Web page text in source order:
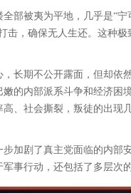
部被夷为平地，几乎是“宁
击，确保无人生还。这种极
长期不公开露面，但却依
的内部派系斗争和经济困
、社会撕裂，叛徒的出现
加剧了真主党面临的内部
事行动，还包括了多层次的